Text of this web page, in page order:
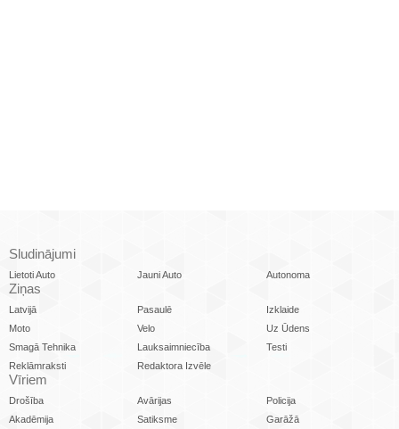
Sludinājumi
Lietoti Auto Jauni Auto Autonoma
Ziņas
Latvijā Pasaulē
Izklaide
Moto
Velo
Uz Ūdens
Smagā Tehnika
Lauksaimniecība
Testi
Reklāmraksti
Redaktora Izvēle
Vīriem
Drošība Avārijas
Policija
Akadēmija
Satiksme
Garāžā